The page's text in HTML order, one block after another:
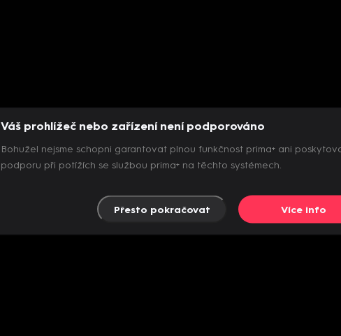
Váš prohlížeč nebo zařízení není podporováno
Bohužel nejsme schopni garantovat plnou funkčnost prima+ ani
podporu při potížích se službou prima+ na těchto systémech.
Přesto pokračovat Více info